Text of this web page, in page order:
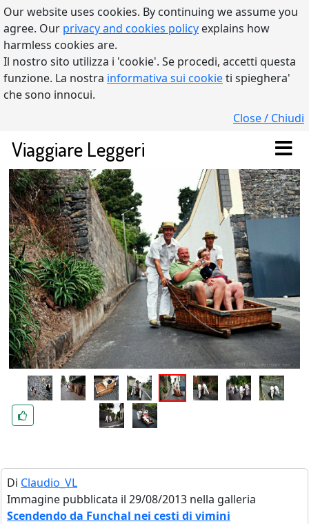
Our website uses cookies. By continuing we assume you
agree. Our privacy and cookies policy explains how
harmless cookies are.
Il nostro sito utilizza i 'cookie'. Se procedi, accetti questa
funzione. La nostra informativa sui cookieti spieghera'
che sono innocui.
Close / Chiudi
Viaggiare Leggeri
Di Claudio_VL
Immagine pubblicata il 29/08/2013 nella galleria
Scendendo da Funchal nei cesti di vimini